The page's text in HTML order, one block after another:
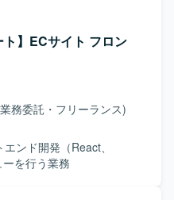
】ECサイト フロン
務委託・フリーランス)
ンド開発（React、
を行う業務